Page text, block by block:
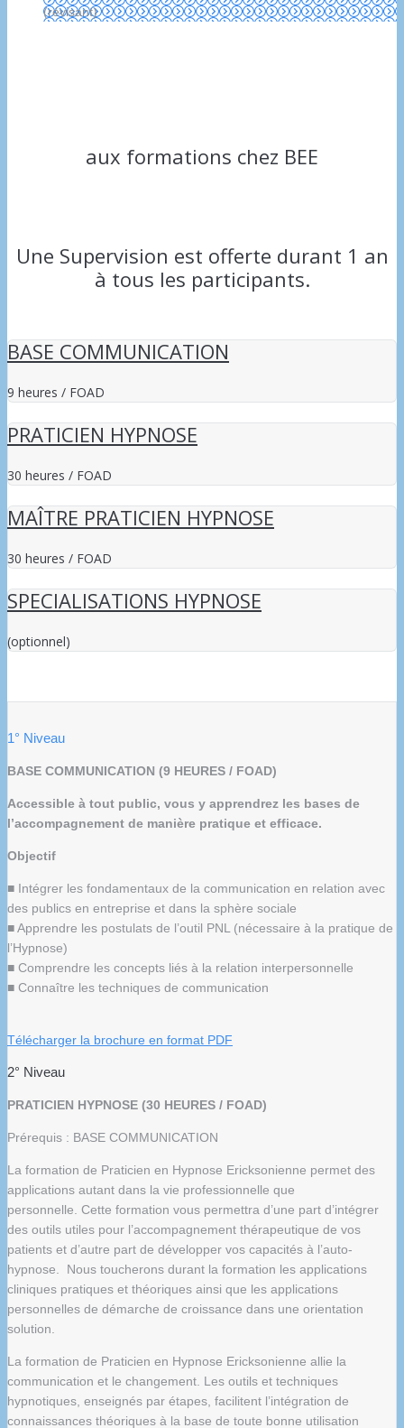
(révisant)
aux formations chez BEE
Une Supervision est offerte durant 1 an
à tous les participants.
BASE COMMUNICATION
9 heures / FOAD
PRATICIEN HYPNOSE
30 heures / FOAD
MAÎTRE PRATICIEN HYPNOSE
30 heures / FOAD
SPECIALISATIONS HYPNOSE
(optionnel)
1° Niveau
BASE COMMUNICATION (9 HEURES / FOAD)
Accessible à tout public, vous y apprendrez les bases de
l’accompagnement de manière pratique et efficace.
Objectif
■ Intégrer les fondamentaux de la communication en relation avec
des publics en entreprise et dans la sphère sociale
■ Apprendre les postulats de l’outil PNL (nécessaire à la pratique de
l’Hypnose)
■ Comprendre les concepts liés à la relation interpersonnelle
■ Connaître les techniques de communication
Télécharger la brochure en format PDF
2° Niveau
PRATICIEN HYPNOSE (30 HEURES / FOAD)
Prérequis : BASE COMMUNICATION
La formation de Praticien en Hypnose Ericksonienne permet des
applications autant dans la vie professionnelle que
personnelle. Cette formation vous permettra d’une part d’intégrer
des outils utiles pour l’accompagnement thérapeutique de vos
patients et d’autre part de développer vos capacités à l’auto-
hypnose. Nous toucherons durant la formation les applications
cliniques pratiques et théoriques ainsi que les applications
personnelles de démarche de croissance dans une orientation
solution.
La formation de Praticien en Hypnose Ericksonienne allie la
communication et le changement. Les outils et techniques
hypnotiques, enseignés par étapes, facilitent l’intégration de
connaissances théoriques à la base de toute bonne utilisation